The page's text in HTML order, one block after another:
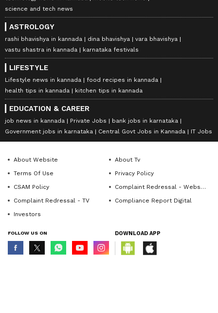
science and tech news
ASTROLOGY
rashi bhavishya in kannada dina bhavishya
vara bhavishya
vastu shastra in kannada
karnataka festivals
LIFESTYLE
Lifestyle news in kannada
food recipes in kannada
health tips in kannada
kitchen tips in kannada
EDUCATION & CAREER
job news in kannada Private Jobs
bank jobs in karnataka
Government jobs in karnataka
Central Govt Jobs in Kannada IT Jobs
About Website
About Tv
Terms Of Use
Privacy Policy
CSAM Policy
Complaint Redressal - Website
Complaint Redressal - TV
Compliance Report Digital
Investors
FOLLOW US ON DOWNLOAD APP